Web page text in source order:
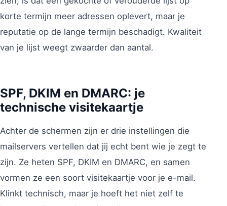
korte termijn meer adressen oplevert, maar je
reputatie op de lange termijn beschadigt. Kwaliteit
van je lijst weegt zwaarder dan aantal.
SPF, DKIM en DMARC: je
technische visitekaartje
Achter de schermen zijn er drie instellingen die
mailservers vertellen dat jij echt bent wie je zegt te
zijn. Ze heten SPF, DKIM en DMARC, en samen
vormen ze een soort visitekaartje voor je e-mail.
Klinkt technisch, maar je hoeft het niet zelf te